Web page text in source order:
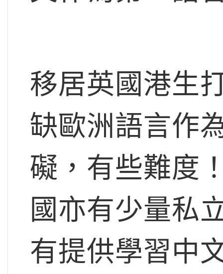
移居英國港生
缺歐洲語言作
礙，有些難度
國亦有少量私
有提供學習中